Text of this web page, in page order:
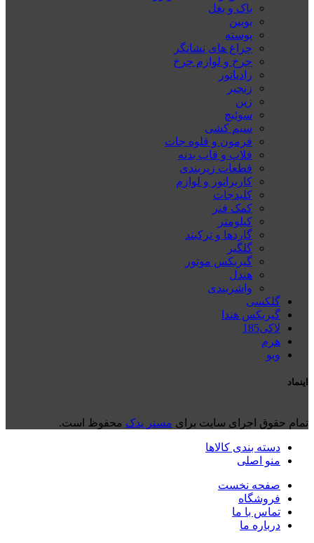
باک و بغل
بوبین
پوسته
چراغ های نشانگر
چرخ و لوازم چرخ
رادیاتور
زنجیر
زین
سوئیچ
سیم کشی
فرمون و قلوه جات
فلاپ و قاب بدنه
قطعات زیربندی
کاربراتور و لوازم
کلیدجات
کمک فنر
کیلومتر
گاردها و ترکبند
گلگیر
گیربکس موتور
هندل
واشربندی
گلکسی
گیربکس هندا
لاکی185
هرم
ويو
اینماد
تمام حقوق اجرای سایت برای مستر یدک محفوظ است.
دسته بندی کالاها
منو اصلی
صفحه نخست
فروشگاه
تماس با ما
درباره ما